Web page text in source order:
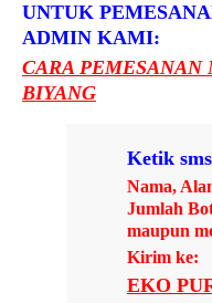
UNTUK
ADMIN KAMI:
CARA
BIYANG
Ketik
Nama,
Jumlah
maupun
Kirim ke:
EKO